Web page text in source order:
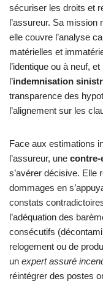
sécuriser les droits et
l’assureur. Sa mission
elle couvre l’analyse
matérielles et
l’identique ou à neuf,
l’indemnisation
transparence des
l’alignement sur les
Face aux estimations
l’assureur, une contre-
s’avérer décisive. Elle
dommages en
constats
l’adéquation des
consécutifs
relogement ou de
un expert assuré
réintégrer des postes